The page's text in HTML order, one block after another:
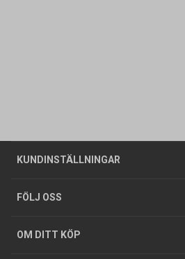
KUNDINSTÄLLNINGAR
Företagskund / Privatkund
FÖLJ OSS
OM DITT KÖP
Allmänna försäljningsvillkor
Integritetspolicy
GDPR
Butiker
Foldrar och kataloger
Köpguider
Om oss
Tjänster
Hållbarhet